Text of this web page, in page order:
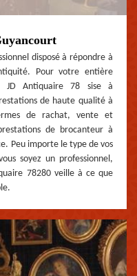
disposé à répondre à
Pour votre entière
JD Antiquaire 78 sise à
de haute qualité à
de rachat, vente et
de brocanteur à
Peu importe le type de vos
soyez un professionnel,
78280 veille à ce que